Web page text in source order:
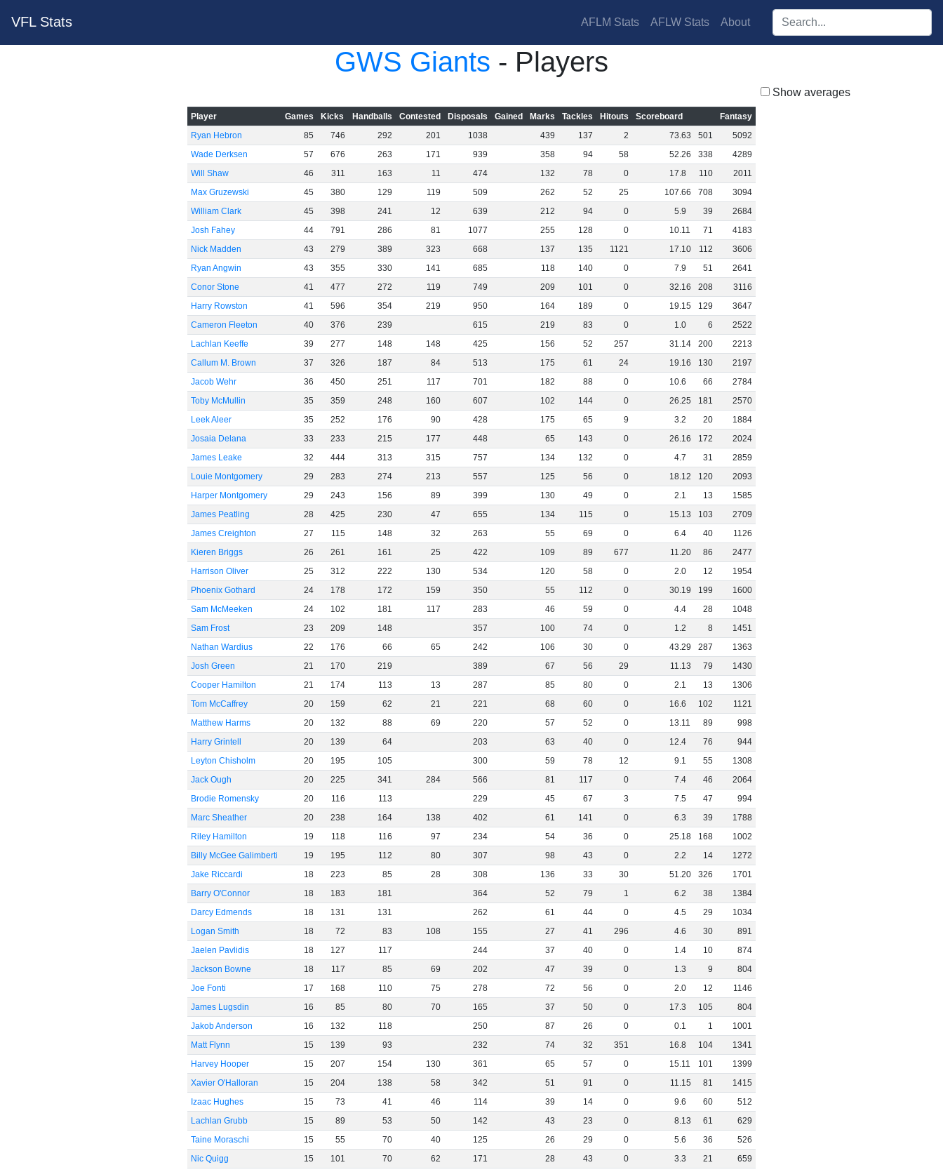
VFL Stats AFLM Stats AFLW Stats About Search players:
GWS Giants - Players
Show averages
Player Games Kicks Handballs Contested Disposals Gained Marks Tackles Hitouts Scoreboard
Fantasy
Ryan Hebron
85 746 292 201 1038 439 137 2 73.63 501
5092
Wade Derksen
57 676 263 171 939 358 94 58 52.26 338
4289
Will Shaw
46 311 163 11 474 132 78 0 17.8 110
2011
Max Gruzewski
45 380 129 119 509 262 52 25 107.66 708
3094
William Clark
45 398 241 12 639 212 94 0 5.9 39
2684
Josh Fahey
44 791 286 81 1077 255 128 0 10.11 71
4183
Nick Madden
43 279 389 323 668 137 135 1121 17.10 112
3606
Ryan Angwin
43 355 330 141 685 118 140 0 7.9 51
2641
Conor Stone
41 477 272 119 749 209 101 0 32.16 208
3116
Harry Rowston
41 596 354 219 950 164 189 0 19.15 129
3647
Cameron Fleeton
40 376 239 615 219 83 0 1.0 6
2522
Lachlan Keeffe
39 277 148 148 425 156 52 257 31.14 200
2213
Callum M. Brown
37 326 187 84 513 175 61 24 19.16 130
2197
Jacob Wehr
36 450 251 117 701 182 88 0 10.6 66
2784
Toby McMullin
35 359 248 160 607 102 144 0 26.25 181
2570
Leek Aleer
35 252 176 90 428 175 65 9 3.2 20
1884
Josaia Delana
33 233 215 177 448 65 143 0 26.16 172
2024
James Leake
32 444 313 315 757 134 132 0 4.7 31
2859
Louie Montgomery
29 283 274 213 557 125 56 0 18.12 120
2093
Harper Montgomery
29 243 156 89 399 130 49 0 2.1 13
1585
James Peatling
28 425 230 47 655 134 115 0 15.13 103
2709
James Creighton
27 115 148 32 263 55 69 0 6.4 40
1126
Kieren Briggs
26 261 161 25 422 109 89 677 11.20 86
2477
Harrison Oliver
25 312 222 130 534 120 58 0 2.0 12
1954
Phoenix Gothard
24 178 172 159 350 55 112 0 30.19 199
1600
Sam McMeeken
24 102 181 117 283 46 59 0 4.4 28
1048
Sam Frost
23 209 148 357 100 74 0 1.2 8
1451
Nathan Wardius
22 176 66 65 242 106 30 0 43.29 287
1363
Josh Green
21 170 219 389 67 56 29 11.13 79
1430
Cooper Hamilton
21 174 113 13 287 85 80 0 2.1 13
1306
Tom McCaffrey
20 159 62 21 221 68 60 0 16.6 102
1121
Matthew Harms
20 132 88 69 220 57 52 0 13.11 89
998
Harry Grintell
20 139 64 203 63 40 0 12.4 76
944
Leyton Chisholm
20 195 105 300 59 78 12 9.1 55
1308
Jack Ough
20 225 341 284 566 81 117 0 7.4 46
2064
Brodie Romensky
20 116 113 229 45 67 3 7.5 47
994
Marc Sheather
20 238 164 138 402 61 141 0 6.3 39
1788
Riley Hamilton
19 118 116 97 234 54 36 0 25.18 168
1002
Billy McGee Galimberti
19 195 112 80 307 98 43 0 2.2 14
1272
Jake Riccardi
18 223 85 28 308 136 33 30 51.20 326
1701
Barry O'Connor
18 183 181 364 52 79 1 6.2 38
1384
Darcy Edmends
18 131 131 262 61 44 0 4.5 29
1034
Logan Smith
18 72 83 108 155 27 41 296 4.6 30
891
Jaelen Pavlidis
18 127 117 244 37 40 0 1.4 10
874
Jackson Bowne
18 117 85 69 202 47 39 0 1.3 9
804
Joe Fonti
17 168 110 75 278 72 56 0 2.0 12
1146
James Lugsdin
16 85 80 70 165 37 50 0 17.3 105
804
Jakob Anderson
16 132 118 250 87 26 0 0.1 1
1001
Matt Flynn
15 139 93 232 74 32 351 16.8 104
1341
Harvey Hooper
15 207 154 130 361 65 57 0 15.11 101
1399
Xavier O'Halloran
15 204 138 58 342 51 91 0 11.15 81
1415
Izaac Hughes
15 73 41 46 114 39 14 0 9.6 60
512
Lachlan Grubb
15 89 53 50 142 43 23 0 8.13 61
629
Taine Moraschi
15 55 70 40 125 26 29 0 5.6 36
526
Nic Quigg
15 101 70 62 171 28 43 0 3.3 21
659